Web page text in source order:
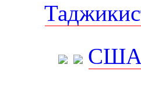
США-